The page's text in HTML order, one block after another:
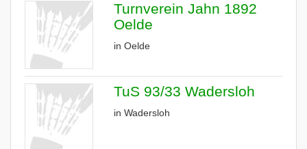
Turnverein Jahn 1892
Oelde
in Oelde
TuS 93/33 Wadersloh
in Wadersloh